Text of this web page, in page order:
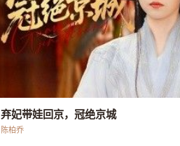
弃妃带娃回京，冠绝京城
陈柏乔